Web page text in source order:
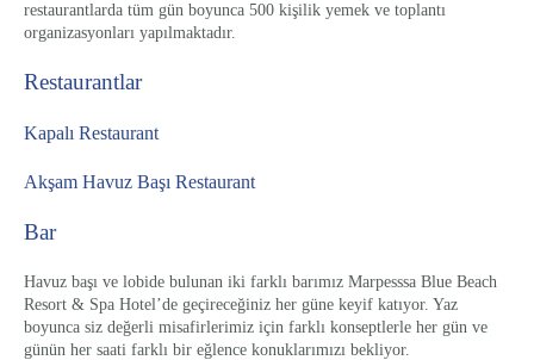
restaurantlarda tüm gün boyunca 500 kişilik yemek ve toplantı
organizasyonları yapılmaktadır.
Restaurantlar
Kapalı Restaurant
Akşam Havuz Başı Restaurant
Bar
Havuz başı ve lobide bulunan iki farklı barımız Marpesssa Blue Beach
Resort & Spa Hotel’de geçireceğiniz her güne keyif katıyor. Yaz
boyunca siz değerli misafirlerimiz için farklı konseptlerle her gün ve
günün her saati farklı bir eğlence konuklarımızı bekliyor.